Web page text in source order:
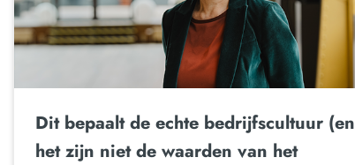
Dit bepaalt de echte bedrijfscultuur (en
het zijn niet de waarden van het